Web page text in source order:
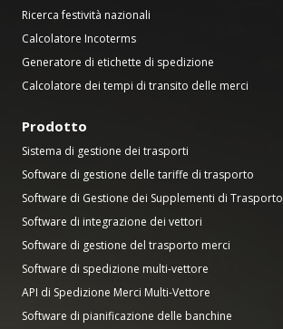
Ricerca festività nazionali
Calcolatore Incoterms
Generatore di etichette di spedizione
Calcolatore dei tempi di transito delle merci
Prodotto
Sistema di gestione dei trasporti
Software di gestione delle tariffe di trasporto
Software di Gestione dei Supplementi di Trasporto
Software di integrazione dei vettori
Software di gestione del trasporto merci
Software di spedizione multi-vettore
API di Spedizione Merci Multi-Vettore
Software di pianificazione delle banchine